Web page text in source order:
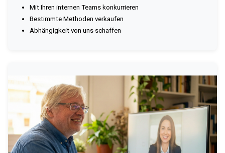
Mit Ihren internen Teams konkurrieren
Bestimmte Methoden verkaufen
Abhängigkeit von uns schaffen